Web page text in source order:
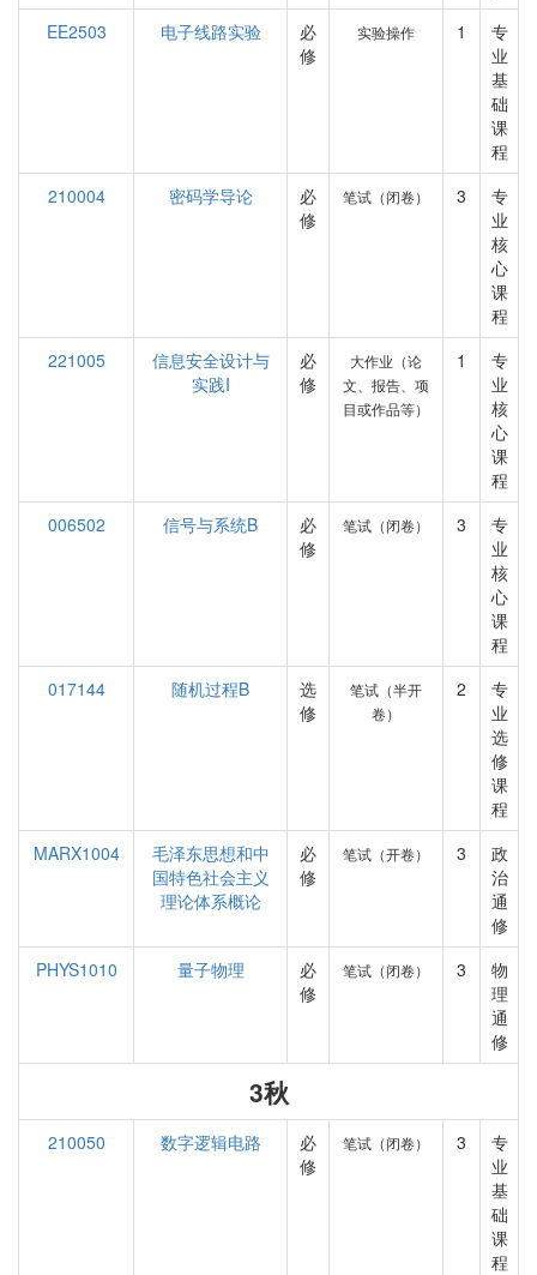
EE2503
电子线路实验
必
修
实验操作 1
专
业
基
础
课
程
210004
密码学导论
必
修
笔试（闭卷） 3
专
业
核
心
课
程
221005
信息安全设计与
实践I
必
修
大作业（论
文、报告、项
目或作品等）
1
专
业
核
心
课
程
006502
信号与系统B
必
修
笔试（闭卷） 3
专
业
核
心
课
程
017144
随机过程B
选
修
笔试（半开
卷）
2
专
业
选
修
课
程
MARX1004
毛泽东思想和中
国特色社会主义
理论体系概论
必
修
笔试（开卷） 3
政
治
通
修
PHYS1010
量子物理
必
修
笔试（闭卷） 3
物
理
通
修
3秋
210050 数字逻辑电路
必
修
笔试（闭卷） 3
专
业
基
础
课
程